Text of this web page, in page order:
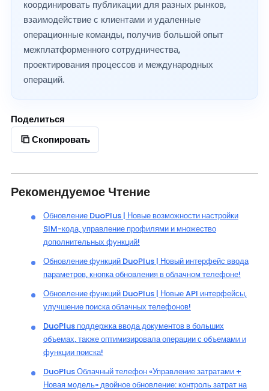
координировать публикации для разных рынков,
взаимодействие с клиентами и удаленные
операционные команды, получив большой опыт
межплатформенного сотрудничества,
проектирования процессов и международных
операций.
Поделиться
Скопировать
Рекомендуемое Чтение
Обновление DuoPlus | Новые возможности настройки
SIM-кода, управление профилями и множество
дополнительных функций!
Обновление функций DuoPlus | Новый интерфейс ввода
параметров, кнопка обновления в облачном телефоне!
Обновление функций DuoPlus | Новые API интерфейсы,
улучшение поиска облачных телефонов!
DuoPlus поддержка ввода документов в больших
объемах, также оптимизировала операции с объемами и
функции поиска!
DuoPlus Облачный телефон «Управление затратами +
Новая модель» двойное обновление: контроль затрат на